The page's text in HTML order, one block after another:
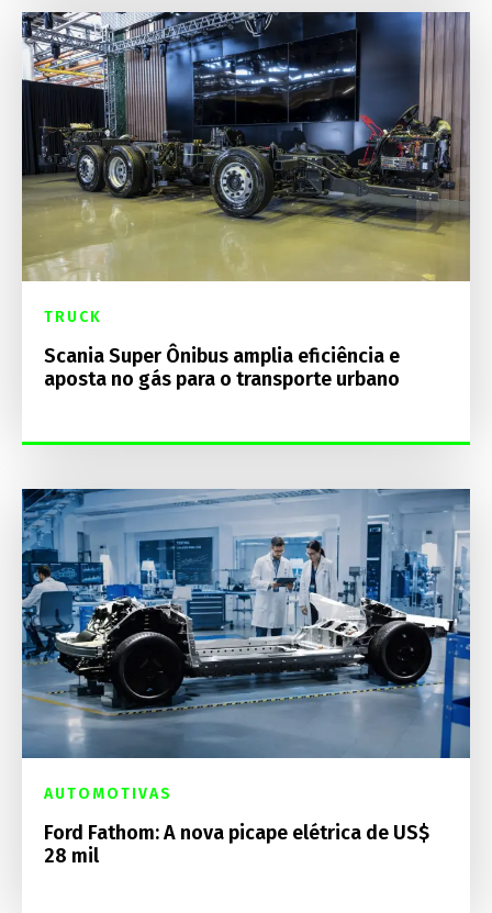
TRUCK
Scania Super Ônibus amplia eficiência e
aposta no gás para o transporte urbano
AUTOMOTIVAS
Ford Fathom: A nova picape elétrica de US$
28 mil